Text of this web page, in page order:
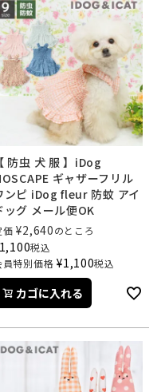
【 防虫 犬 服 】iDog
ギャザーフリル
ンピ iDog fleur 防蚊 アイ
ッグ メール便OK
価 ¥2,640のところ
1,100税込
員特別価格 ¥1,100税込
カゴに入れる